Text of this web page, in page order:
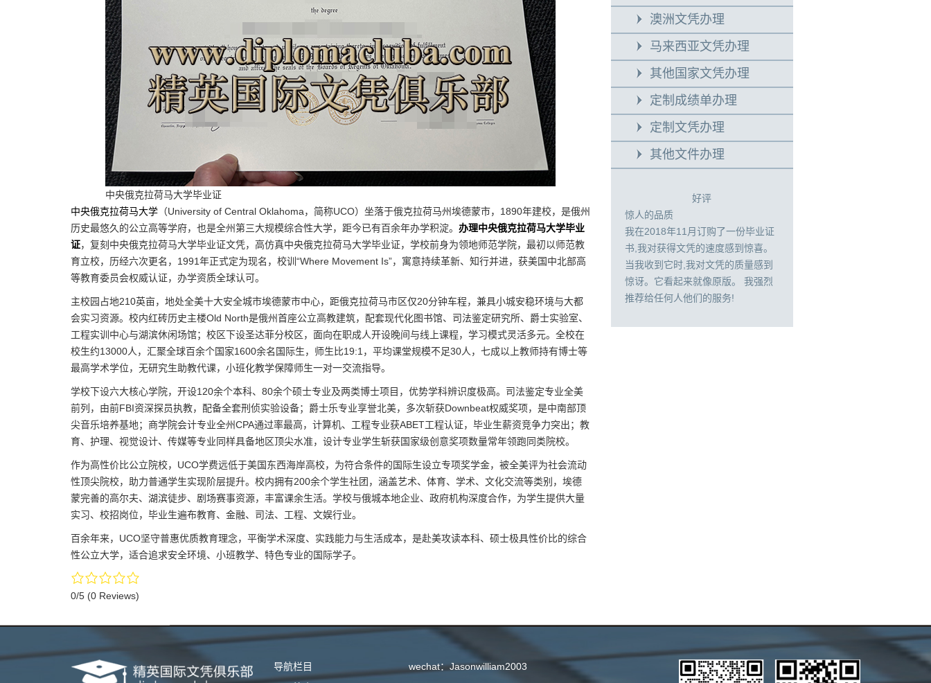
中央俄克拉荷马大学毕业证
中央俄克拉荷马大学 （University of Central Oklahoma，简称UCO）坐落于俄克拉荷马州埃德蒙市，1890年建校，是俄州
历史最悠久的公立高等学府，也是全州第三大规模综合性大学，距今已有百余年办学积淀。 办理中央俄克拉荷马大学毕业
证，复刻中央俄克拉荷马大学毕业证文凭，高仿真中央俄克拉荷马大学毕业证，学校前身为领地师范学院，最初以师范教
育立校，历经六次更名，1991年正式定为现名，校训“Where Movement Is”，寓意持续革新、知行并进，获美国中北部高
等教育委员会权威认证，办学资质全球认可。
主校园占地210英亩，地处全美十大安全城市埃德蒙市中心，距俄克拉荷马市区仅20分钟车程，兼具小城安稳环境与大都
会实习资源。校内红砖历史主楼Old North是俄州首座公立高教建筑，配套现代化图书馆、司法鉴定研究所、爵士实验室、
工程实训中心与湖滨休闲场馆；校区下设圣达菲分校区，面向在职成人开设晚间与线上课程，学习模式灵活多元。全校在
校生约13000人，汇聚全球百余个国家1600余名国际生，师生比19:1，平均课堂规模不足30人，七成以上教师持有博士等
最高学术学位，无研究生助教代课，小班化教学保障师生一对一交流指导。
学校下设六大核心学院，开设120余个本科、80余个硕士专业及两类博士项目，优势学科辨识度极高。司法鉴定专业全美
前列，由前FBI资深探员执教，配备全套刑侦实验设备；爵士乐专业享誉北美，多次斩获Downbeat权威奖项，是中南部顶
尖音乐培养基地；商学院会计专业全州CPA通过率最高，计算机、工程专业获ABET工程认证，毕业生薪资竞争力突出；教
育、护理、视觉设计、传媒等专业同样具备地区顶尖水准，设计专业学生斩获国家级创意奖项数量常年领跑同类院校。
作为高性价比公立院校，UCO学费远低于美国东西海岸高校，为符合条件的国际生设立专项奖学金，被全美评为社会流动
性顶尖院校，助力普通学生实现阶层提升。校内拥有200余个学生社团，涵盖艺术、体育、学术、文化交流等类别，埃德
蒙完善的高尔夫、湖滨徒步、剧场赛事资源，丰富课余生活。学校与俄城本地企业、政府机构深度合作，为学生提供大量
实习、校招岗位，毕业生遍布教育、金融、司法、工程、文娱行业。
百余年来，UCO坚守普惠优质教育理念，平衡学术深度、实践能力与生活成本，是赴美攻读本科、硕士极具性价比的综合
性公立大学，适合追求安全环境、小班教学、特色专业的国际学子。
0/5 (0 Reviews)
澳洲文凭办理
马来西亚文凭办理
其他国家文凭办理
定制成绩单办理
定制文凭办理
其他文件办理
好评
惊人的品质
我在2018年11月订购了一份毕业证
书,我对获得文凭的速度感到惊喜。
当我收到它时,我对文凭的质量感到
惊讶。它看起来就像原版。 我强烈
推荐给任何人他们的服务!
导航栏目
wechat：Jasonwilliam2003